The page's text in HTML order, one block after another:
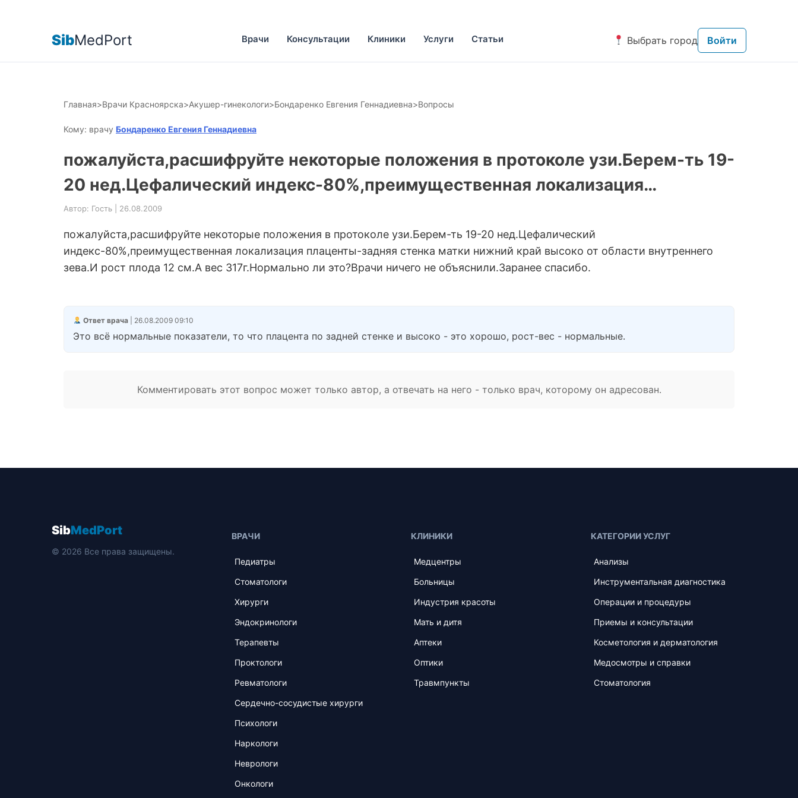
SibMedPort Врачи Консультации Клиники Услуги Статьи Выбрать город Войти
Главная>Врачи Красноярска>Акушер-гинекологи>Бондаренко Евгения Геннадиевна>Вопросы
Кому: врачу Бондаренко Евгения Геннадиевна
пожалуйста,расшифруйте некоторые положения в протоколе узи.Берем-ть 19-
20 нед.Цефалический индекс-80%,преимущественная локализация…
Автор: Гость | 26.08.2009
пожалуйста,расшифруйте некоторые положения в протоколе узи.Берем-ть 19-20 нед.Цефалический
индекс-80%,преимущественная локализация плаценты-задняя стенка матки нижний край высоко от области внутреннего
зева.И рост плода 12 см.А вес 317г.Нормально ли это?Врачи ничего не объяснили.Заранее спасибо.
Ответ врача| 26.08.2009 09:10
Это всё нормальные показатели, то что плацента по задней стенке и высоко - это хорошо, рост-вес - нормальные.
Комментировать этот вопрос может только автор, а отвечать на него - только врач, которому он адресован.
SibMedPort
© 2026 Все права защищены.
ВРАЧИ
Педиатры
Стоматологи
Хирурги
Эндокринологи
Терапевты
Проктологи
Ревматологи
Сердечно-сосудистые хирурги
Психологи
Наркологи
Неврологи
Онкологи
КЛИНИКИ
Медцентры
Больницы
Индустрия красоты
Мать и дитя
Аптеки
Оптики
Травмпункты
КАТЕГОРИИ УСЛУГ
Анализы
Инструментальная диагностика
Операции и процедуры
Приемы и консультации
Косметология и дерматология
Медосмотры и справки
Стоматология